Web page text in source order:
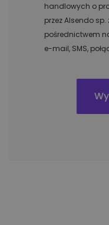
handlowych o
przez Alsendo
pośrednictwem
e-mail, SMS,